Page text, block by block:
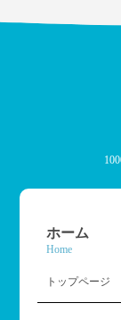
ホーム
Home
トップページ